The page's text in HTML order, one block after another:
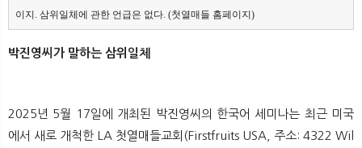
이지. 삼위일체에 관한 언급은 없다. (첫열매들 홈페이지)
박진영씨가 말하는 삼위일체
2025년 5월 17일에 개최된 박진영씨의 한국어 세미나는 최근 미국
에서 새로 개척한 LA 첫열매들교회(Firstfruits USA, 주소: 4322 Wil